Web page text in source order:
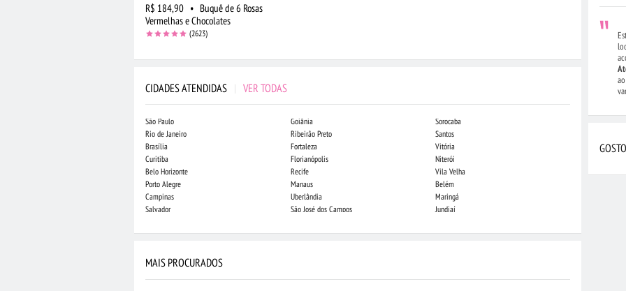
R$ 184,90 • Buquê de 6 Rosas
Vermelhas e Chocolates
(2623)
CIDADES ATENDIDAS | VER TODAS
São Paulo
Rio de Janeiro
Brasília
Curitiba
Belo Horizonte
Porto Alegre
Campinas
Salvador
Goiânia
Ribeirão Preto
Fortaleza
Florianópolis
Recife
Manaus
Uberlândia
São José dos Campos
Sorocaba
Santos
Vitória
Niterói
Vila Velha
Belém
Maringá
Jundiaí
Londrina
MAIS PROCURADOS